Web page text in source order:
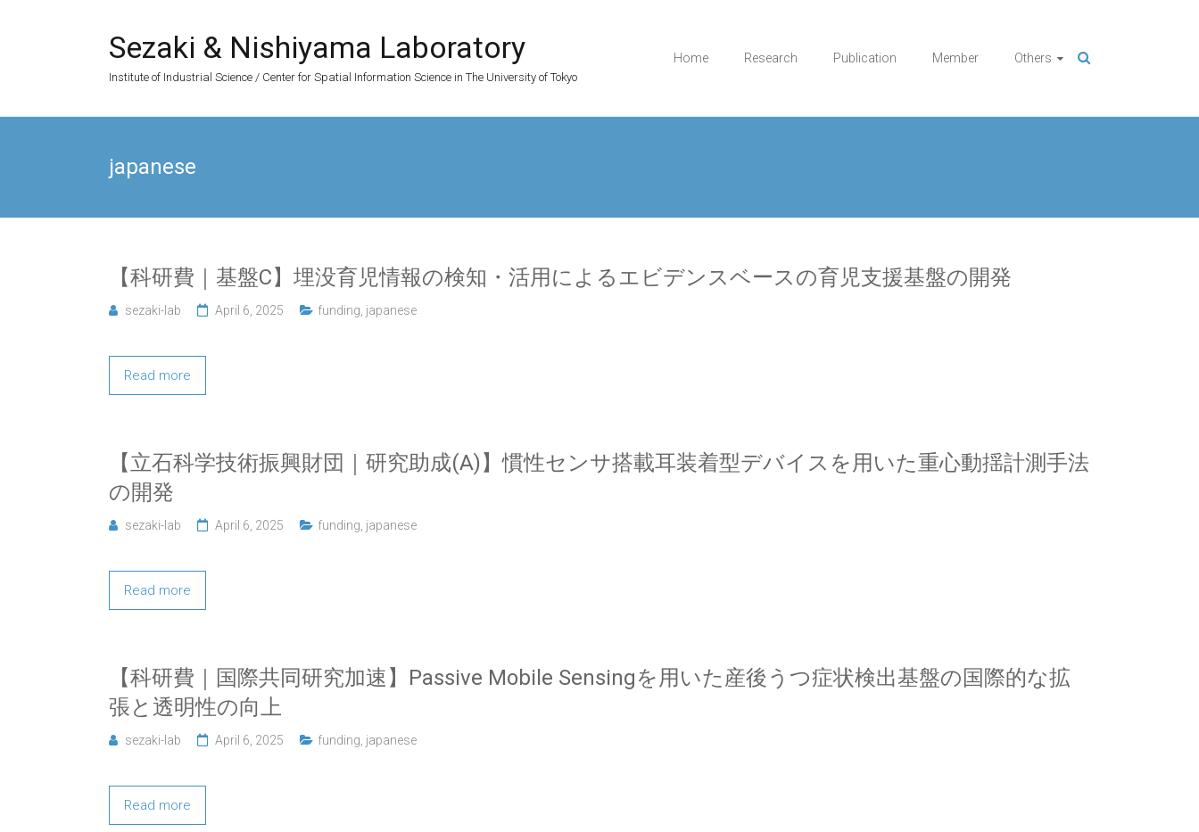
Sezaki & Nishiyama Laboratory
Institute of Industrial Science / Center for Spatial Information Science in The University of Tokyo
Home Research Publication Member Others
japanese
【科研費｜基盤C】埋没育児情報の検知・活用によるエビデンスベースの育児支援基盤の開発
sezaki-lab April 6, 2025 funding japanese
Read more
【立石科学技術振興財団｜研究助成(A)】慣性センサ搭載耳装着型デバイスを用いた重心動揺計測手法
の開発
sezaki-lab April 6, 2025 funding japanese
Read more
【科研費｜国際共同研究加速】Passive Mobile Sensingを用いた産後うつ症状検出基盤の国際的な拡
張と透明性の向上
sezaki-lab April 6, 2025 funding japanese
Read more